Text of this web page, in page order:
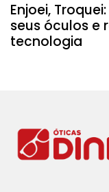
Enjoei,
seus óculos e
tecnologia